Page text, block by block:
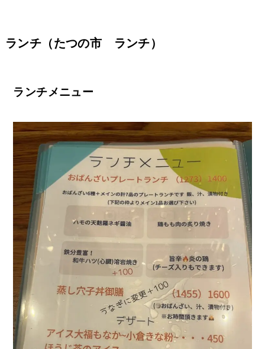
ランチ（たつの市 ランチ）
ランチメニュー